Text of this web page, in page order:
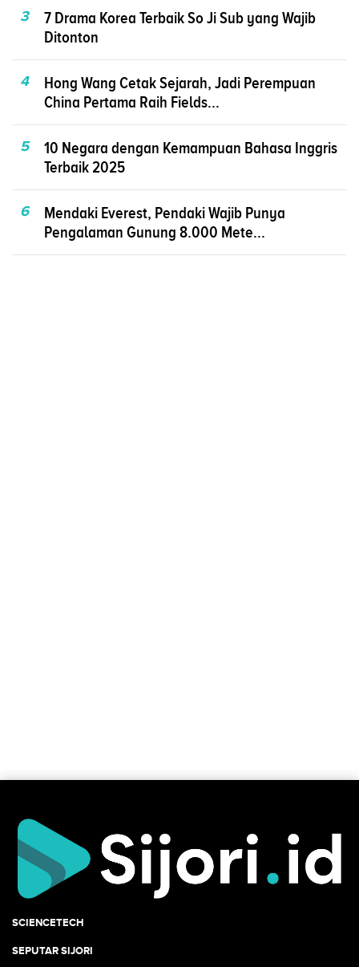
3
7 Drama Korea Terbaik So Ji Sub yang Wajib
Ditonton
4
Hong Wang Cetak Sejarah, Jadi Perempuan
China Pertama Raih Fields...
5
10 Negara dengan Kemampuan Bahasa Inggris
Terbaik 2025
6
Mendaki Everest, Pendaki Wajib Punya
Pengalaman Gunung 8.000 Mete...
SCIENCETECH
SEPUTAR SIJORI